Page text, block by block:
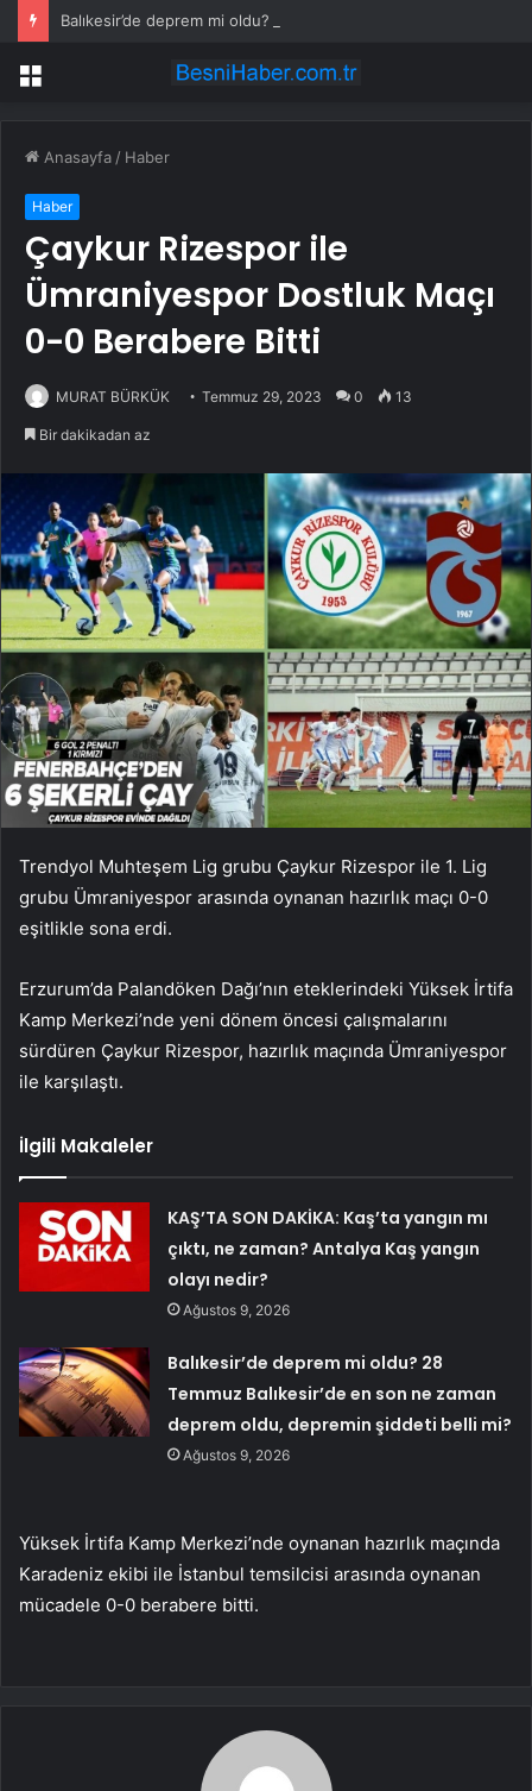
Menü
Anasayfa / Haber
Haber
Çaykur Rizespor ile
Ümraniyespor Dostluk Maçı
0-0 Berabere Bitti
MURAT BÜRKÜK Temmuz 29, 2023 0 13
Bir dakikadan az
Trendyol Muhteşem Lig grubu Çaykur Rizespor ile 1. Lig
grubu Ümraniyespor arasında oynanan hazırlık maçı 0-0
eşitlikle sona erdi.
Erzurum’da Palandöken Dağı’nın eteklerindeki Yüksek İrtifa
Kamp Merkezi’nde yeni dönem öncesi çalışmalarını
sürdüren Çaykur Rizespor, hazırlık maçında Ümraniyespor
ile karşılaştı.
İlgili Makaleler
KAŞ’TA SON DAKİKA: Kaş’ta yangın mı
çıktı, ne zaman? Antalya Kaş yangın
olayı nedir?
Ağustos 9, 2026
Balıkesir’de deprem mi oldu? 28
Temmuz Balıkesir’de en son ne zaman
deprem oldu, depremin şiddeti belli mi?
Ağustos 9, 2026
Yüksek İrtifa Kamp Merkezi’nde oynanan hazırlık maçında
Karadeniz ekibi ile İstanbul temsilcisi arasında oynanan
mücadele 0-0 berabere bitti.